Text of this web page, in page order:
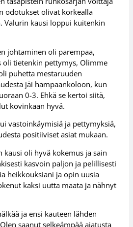
odotukset olivat korkealla
Valurin kausi loppui kuitenkin
johtaminen oli parempaa,
oli tietenkin pettymys, Olimme
puhetta mestaruuden
jäi hampaankoloon, kun
0-3. Ehkä se kertoi siitä,
kovinkaan hyvä.
vastoinkäymisiä ja pettymyksiä,
positiiviset asiat mukaan.
kausi oli hyvä kokemus ja sain
kasvoin paljon ja pelillisesti
heikkouksiani ja opin uusia
kaksi uutta maata ja nähnyt
ja ensi kauteen lähden
saanut selkeämpää ajatusta